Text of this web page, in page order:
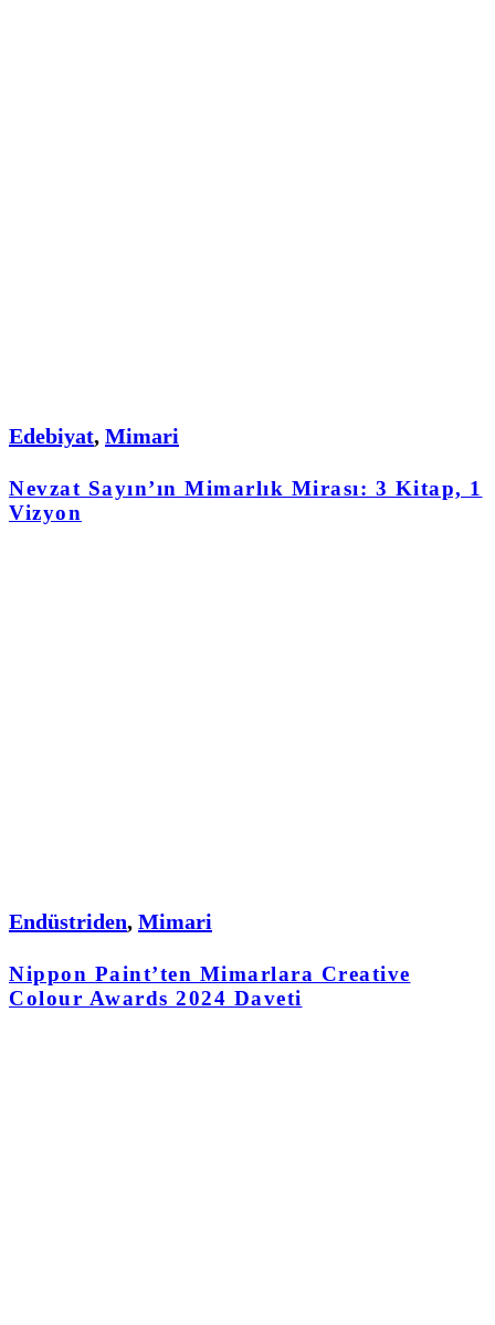
Edebiyat, Mimari
Nevzat Sayın’ın Mimarlık Mirası: 3 Kitap, 1
Vizyon
Endüstriden, Mimari
Nippon Paint’ten Mimarlara Creative
Colour Awards 2024 Daveti